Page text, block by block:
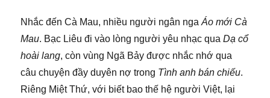
Nhắc đến Cà Mau, nhiều người ngân ngaÁo mới Cà
Mau. Bạc Liêu đi vào lòng người yêu nhạc quaDạ cổ
hoài lang, còn vùng Ngã Bảy được nhắc nhớ qua
câu chuyện đầy duyên nợ trong Tình anh bán chiếu.
Riêng Miệt Thứ, với biết bao thế hệ người Việt, lại